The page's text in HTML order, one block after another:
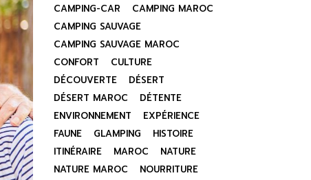
CAMPING-CAR
CAMPING MAROC
CAMPING SAUVAGE
CAMPING SAUVAGE MAROC
CONFORT
CULTURE
DÉCOUVERTE
DÉSERT
DÉSERT MAROC
DÉTENTE
ENVIRONNEMENT
EXPÉRIENCE
FAUNE
GLAMPING
HISTOIRE
ITINÉRAIRE
MAROC
NATURE
NATURE MAROC
NOURRITURE